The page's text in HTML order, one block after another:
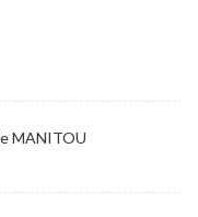
MANITOU